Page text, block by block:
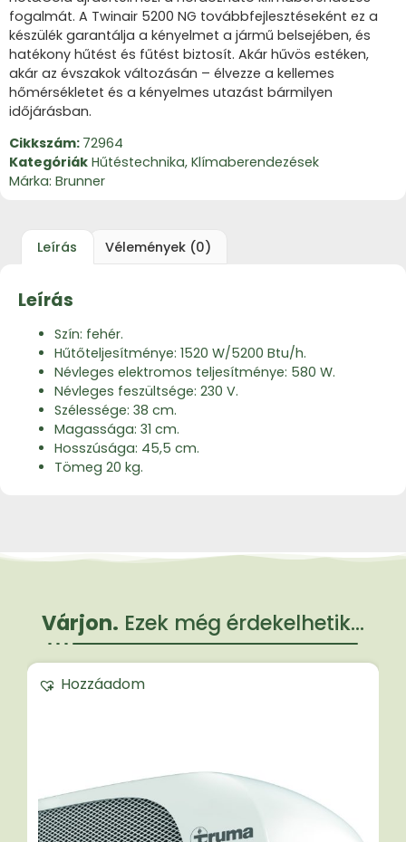
fogalmát. A Twinair 5200 NG továbbfejlesztéseként ez a
készülék garantálja a kényelmet a jármű belsejében, és
hatékony hűtést és fűtést biztosít. Akár hűvös estéken,
akár az évszakok változásán – élvezze a kellemes
hőmérsékletet és a kényelmes utazást bármilyen
időjárásban.
Cikkszám: 72964
Kategóriák Hűtéstechnika, Klímaberendezések
Márka: Brunner
Leírás Vélemények (0)
Leírás
Szín: fehér.
Hűtőteljesítménye: 1520 W/5200 Btu/h.
Névleges elektromos teljesítménye: 580 W.
Névleges feszültsége: 230 V.
Szélessége: 38 cm.
Magassága: 31 cm.
Hosszúsága: 45,5 cm.
Tömeg 20 kg.
Várjon. Ezek még érdekelhetik...
Hozzáadom